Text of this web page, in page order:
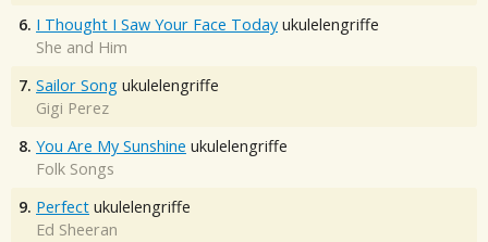
6. I Thought I Saw Your Face Today ukulelengriffe
She and Him
7. Sailor Song ukulelengriffe
Gigi Perez
8. You Are My Sunshine ukulelengriffe
Folk Songs
9. Perfect ukulelengriffe
Ed Sheeran